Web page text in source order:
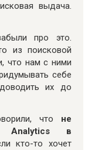
выдача.
про это.
из поисковой
что нам с ними
себе
их до
что не
Analytics в
кто-то хочет